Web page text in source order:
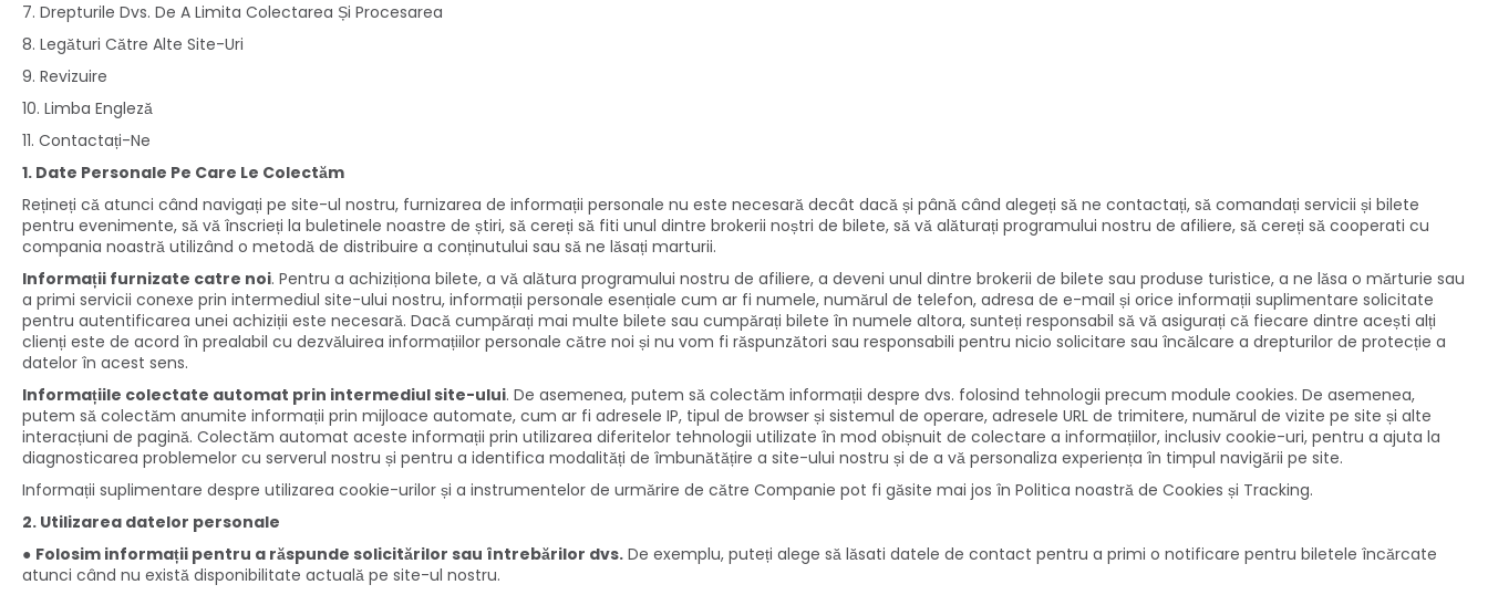
7. Drepturile Dvs. De A Limita Colectarea Și Procesarea
8. Legături Către Alte Site-Uri
9. Revizuire
10. Limba Engleză
11. Contactați-Ne
1. Date Personale Pe Care Le Colectăm
Rețineți că atunci când navigați pe site-ul nostru, furnizarea de informații personale nu este necesară decât dacă și până când alegeți să ne contactați, să comandați servicii și bilete
pentru evenimente, să vă înscrieți la buletinele noastre de știri, să cereți să fiti unul dintre brokerii noștri de bilete, să vă alăturați programului nostru de afiliere, să cereți să cooperati cu
compania noastră utilizând o metodă de distribuire a conținutului sau să ne lăsați marturii.
Informații furnizate catre noi. Pentru a achiziționa bilete, a vă alătura programului nostru de afiliere, a deveni unul dintre brokerii de bilete sau produse turistice, a ne lăsa o mărturie sau
a primi servicii conexe prin intermediul site-ului nostru, informații personale esențiale cum ar fi numele, numărul de telefon, adresa de e-mail și orice informații suplimentare solicitate
pentru autentificarea unei achiziții este necesară. Dacă cumpărați mai multe bilete sau cumpărați bilete în numele altora, sunteți responsabil să vă asigurați că fiecare dintre acești alți
clienți este de acord în prealabil cu dezvăluirea informațiilor personale către noi și nu vom fi răspunzători sau responsabili pentru nicio solicitare sau încălcare a drepturilor de protecție a
datelor în acest sens.
Informațiile colectate automat prin intermediul site-ului. De asemenea, putem să colectăm informații despre dvs. folosind tehnologii precum module cookies. De asemenea,
putem să colectăm anumite informații prin mijloace automate, cum ar fi adresele IP, tipul de browser și sistemul de operare, adresele URL de trimitere, numărul de vizite pe site și alte
interacțiuni de pagină. Colectăm automat aceste informații prin utilizarea diferitelor tehnologii utilizate în mod obișnuit de colectare a informațiilor, inclusiv cookie-uri, pentru a ajuta la
diagnosticarea problemelor cu serverul nostru și pentru a identifica modalități de îmbunătățire a site-ului nostru și de a vă personaliza experiența în timpul navigării pe site.
Informații suplimentare despre utilizarea cookie-urilor și a instrumentelor de urmărire de către Companie pot fi găsite mai jos în Politica noastră de Cookies și Tracking.
2. Utilizarea datelor personale
● Folosim informații pentru a răspunde solicitărilor sau întrebărilor dvs. De exemplu, puteți alege să lăsati datele de contact pentru a primi o notificare pentru biletele încărcate
atunci când nu există disponibilitate actuală pe site-ul nostru.